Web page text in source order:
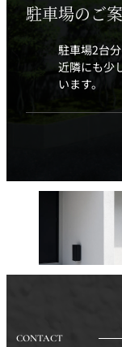
駐車場のご
駐車場2台
近隣にも少
います。
CONTACT